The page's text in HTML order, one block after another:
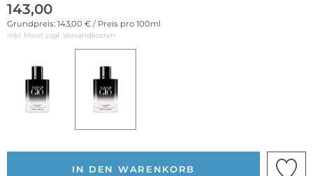
143,00
Grundpreis: 143,00 € / Preis pro 100ml
inkl. Mwst zzgl. Versandkosten
IN DEN WARENKORB